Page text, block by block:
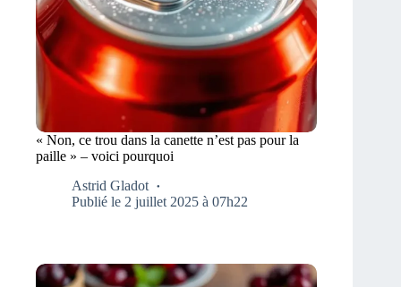
« Non, ce trou dans la canette n’est pas pour la
paille » – voici pourquoi
Astrid Gladot
Publié le 2 juillet 2025 à 07h22